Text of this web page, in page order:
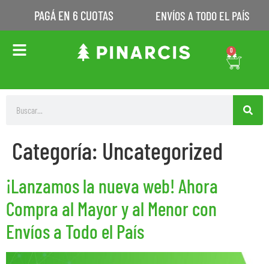
PAGÁ EN 6 CUOTAS ENVÍOS A TODO EL PAÍS
0
Categoría: Uncategorized
¡Lanzamos la nueva web! Ahora
Compra al Mayor y al Menor con
Envíos a Todo el País